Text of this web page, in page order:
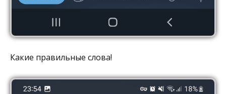
Какие правильные слова!